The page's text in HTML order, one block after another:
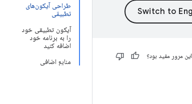
طراحی آیکون‌های
تطبیقی
آیکون تطبیقی ​​خود
را به برنامه خود
اضافه کنید
منابع اضافی
این مرور مفید بود؟